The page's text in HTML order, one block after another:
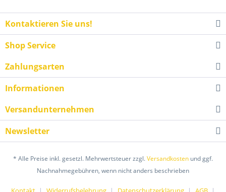
Kontaktieren Sie uns!
Shop Service
Zahlungsarten
Informationen
Versandunternehmen
Newsletter
* Alle Preise inkl. gesetzl. Mehrwertsteuer zzgl.Versandkosten und ggf.
Nachnahmegebühren, wenn nicht anders beschrieben